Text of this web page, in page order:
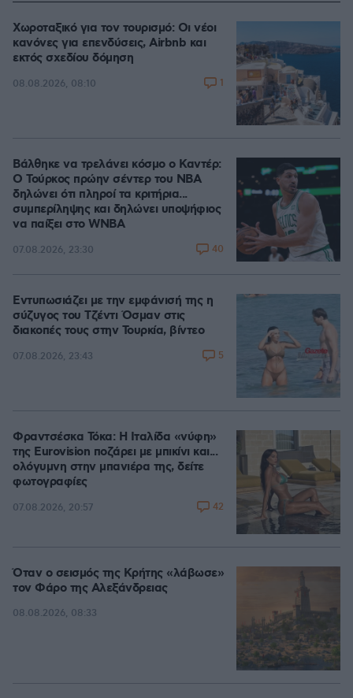
Χωροταξικό για τον τουρισμό: Οι νέοι
κανόνες για επενδύσεις, Airbnb και
εκτός σχεδίου δόμηση
08.08.2026, 08:10 1
Βάλθηκε να τρελάνει κόσμο ο Καντέρ:
Ο Τούρκος πρώην σέντερ του NBA
δηλώνει ότι πληροί τα κριτήρια...
συμπερίληψης και δηλώνει υποψήφιος
να παίξει στο WNBA
07.08.2026, 23:30 40
Εντυπωσιάζει με την εμφάνισή της η
σύζυγος του Τζέντι Όσμαν στις
διακοπές τους στην Τουρκία, βίντεο
07.08.2026, 23:43 5
Φραντσέσκα Τόκα: Η Ιταλίδα «νύφη»
της Eurovision ποζάρει με μπικίνι και...
ολόγυμνη στην μπανιέρα της, δείτε
φωτογραφίες
07.08.2026, 20:57 42
Όταν ο σεισμός της Κρήτης «λάβωσε»
τον Φάρο της Αλεξάνδρειας
08.08.2026, 08:33